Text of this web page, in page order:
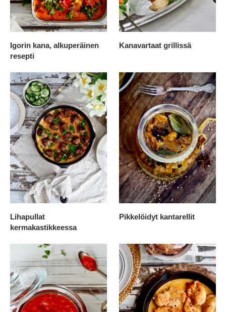
Igorin kana, alkuperäinen
resepti
Kanavartaat grillissä
Lihapullat
kermakastikkeessa
Pikkelöidyt kantarellit